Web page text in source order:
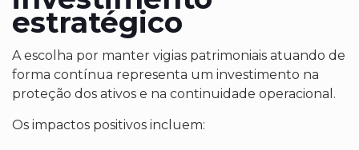
estratégico
A escolha por manter vigias patrimoniais atuando de
forma contínua representa um investimento na
proteção dos ativos e na continuidade operacional.
Os impactos positivos incluem: